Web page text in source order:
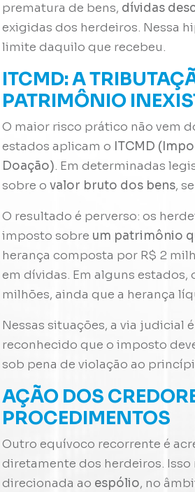
prematura de bens, dívidas
exigidas dos herdeiros. Nessa
limite daquilo que recebeu.
ITCMD: A
PATRIMÔNIO
O maior risco prático não vem
estados aplicam o ITCMD
Doação). Em determinadas
sobre ovalor bruto dos bens,
O resultado é perverso: os
imposto sobre um patrimônio
herança composta por R$ 2
em dívidas. Em alguns estados,
milhões, ainda que a herança
Nessas situações, a via judicial
reconhecido que o imposto
sob pena de violação ao
AÇÃO DOS
PROCEDIMENTOS
Outro equívoco recorrente é
diretamente dos herdeiros.
direcionada ao espólio, no